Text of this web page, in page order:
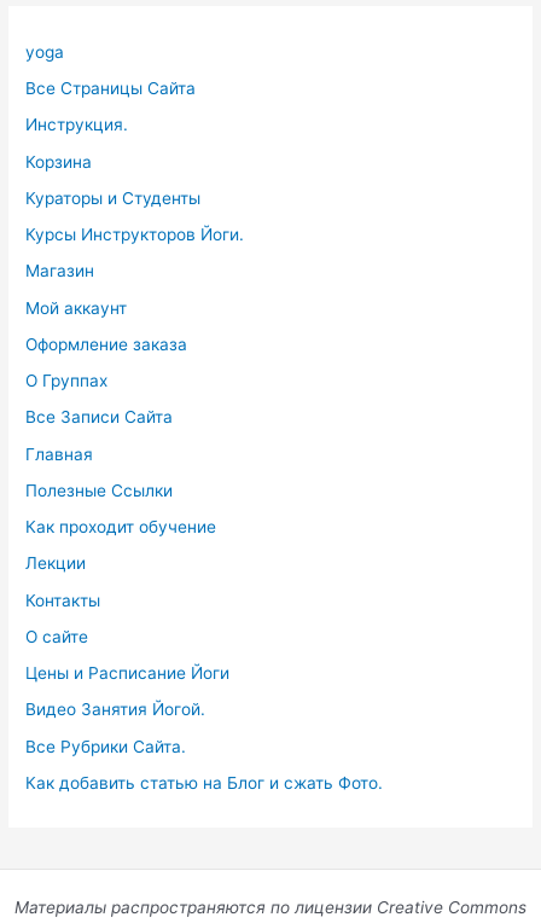
yoga
Все Страницы Сайта
Инструкция.
Корзина
Кураторы и Студенты
Курсы Инструкторов Йоги.
Магазин
Мой аккаунт
Оформление заказа
О Группах
Все Записи Сайта
Главная
Полезные Ссылки
Как проходит обучение
Лекции
Контакты
О сайте
Цены и Расписание Йоги
Видео Занятия Йогой.
Все Рубрики Сайта.
Как добавить статью на Блог и сжать Фото.
Материалы распространяются по лицензии Creative Commons